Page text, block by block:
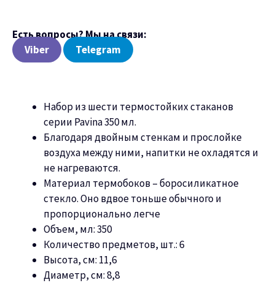
Есть вопросы? Мы на связи:
Viber
Telegram
Набор из шести термостойких стаканов
серии Pavina350 мл.
Благодаря двойным стенкам и прослойке
воздуха между ними, напитки не охладятся и
не нагреваются.
Материал термобоков – боросиликатное
стекло. Оно вдвое тоньше обычного и
пропорционально легче
Объем, мл:350
Количество предметов, шт.: 6
Высота, см: 11,6
Диаметр, см: 8,8